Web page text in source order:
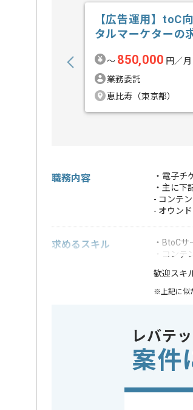
【広告運用】toC
タルマーケターの
〜 850,000 円／月
業務委託
恵比寿（東京都）
職務内容
・電子チ
・主に下
- コンテ
- オウン
求めるスキル
・BtoC
・コン
歓迎スキ
※上記に似
特徴
精算条件
精算基準
レバテ
案件